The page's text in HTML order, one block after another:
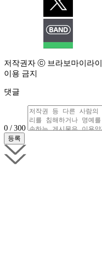
저작권자 ⓒ 브라보마이라
이용 금지
댓글
0 / 300